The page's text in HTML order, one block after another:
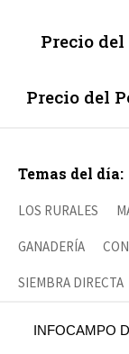
Precio
Precio del
Temas del día:
LOS RURALES
GANADERÍA
SIEMBRA DIRECTA
INFOCAMPO